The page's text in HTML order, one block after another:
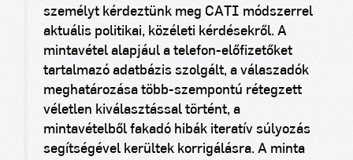
személyt kérdeztünk meg CATI módszerrel
aktuális politikai, közéleti kérdésekről. A
mintavétel alapjául a telefon-előfizetőket
tartalmazó adatbázis szolgált, a válaszadók
meghatározása több-szempontú rétegzett
véletlen kiválasztással történt, a
mintavételből fakadó hibák iteratív súlyozás
segítségével kerültek korrigálásra. A minta